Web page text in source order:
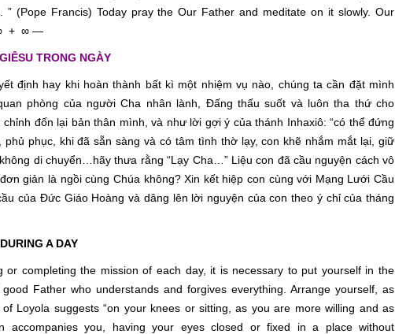
” (Pope Francis) Today pray the Our Father and meditate on it slowly. Our
+ ∞ —
TRONG NGÀY
định hay khi hoàn thành bất kì một nhiệm vụ nào, chúng ta cần đặt mình
phòng của người Cha nhân lành, Đấng thấu suốt và luôn tha thứ cho
chỉnh đốn lại bản thân mình, và như lời gợi ý của thánh Inhaxiô: “có thể đứng
phủ phục, khi đã sẵn sàng và có tâm tình thờ lạy, con khẽ nhắm mắt lại, giữ
di chuyển…hãy thưa rằng “Lạy Cha…” Liệu con đã cầu nguyện cách vô
giản là ngồi cùng Chúa không? Xin kết hiệp con cùng với Mạng Lưới Cầu
của Đức Giáo Hoàng và dâng lên lời nguyện của con theo ý chỉ của tháng
A DAY
or completing the mission of each day, it is necessary to put yourself in the
Father who understands and forgives everything. Arrange yourself, as
of Loyola suggests “on your knees or sitting, as you are more willing and as
accompanies you, having your eyes closed or fixed in a place without